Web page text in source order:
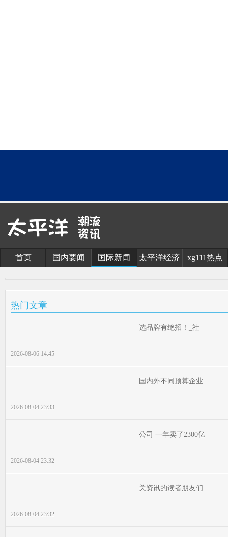
首页 国内要闻 国际新闻 太平洋经济 xg111热点
热门文章
选品牌有绝招！_社
2026-08-06 14:45
国内外不同预算企业
2026-08-04 23:33
公司 一年卖了2300亿
2026-08-04 23:32
关资讯的读者朋友们
2026-08-04 23:32